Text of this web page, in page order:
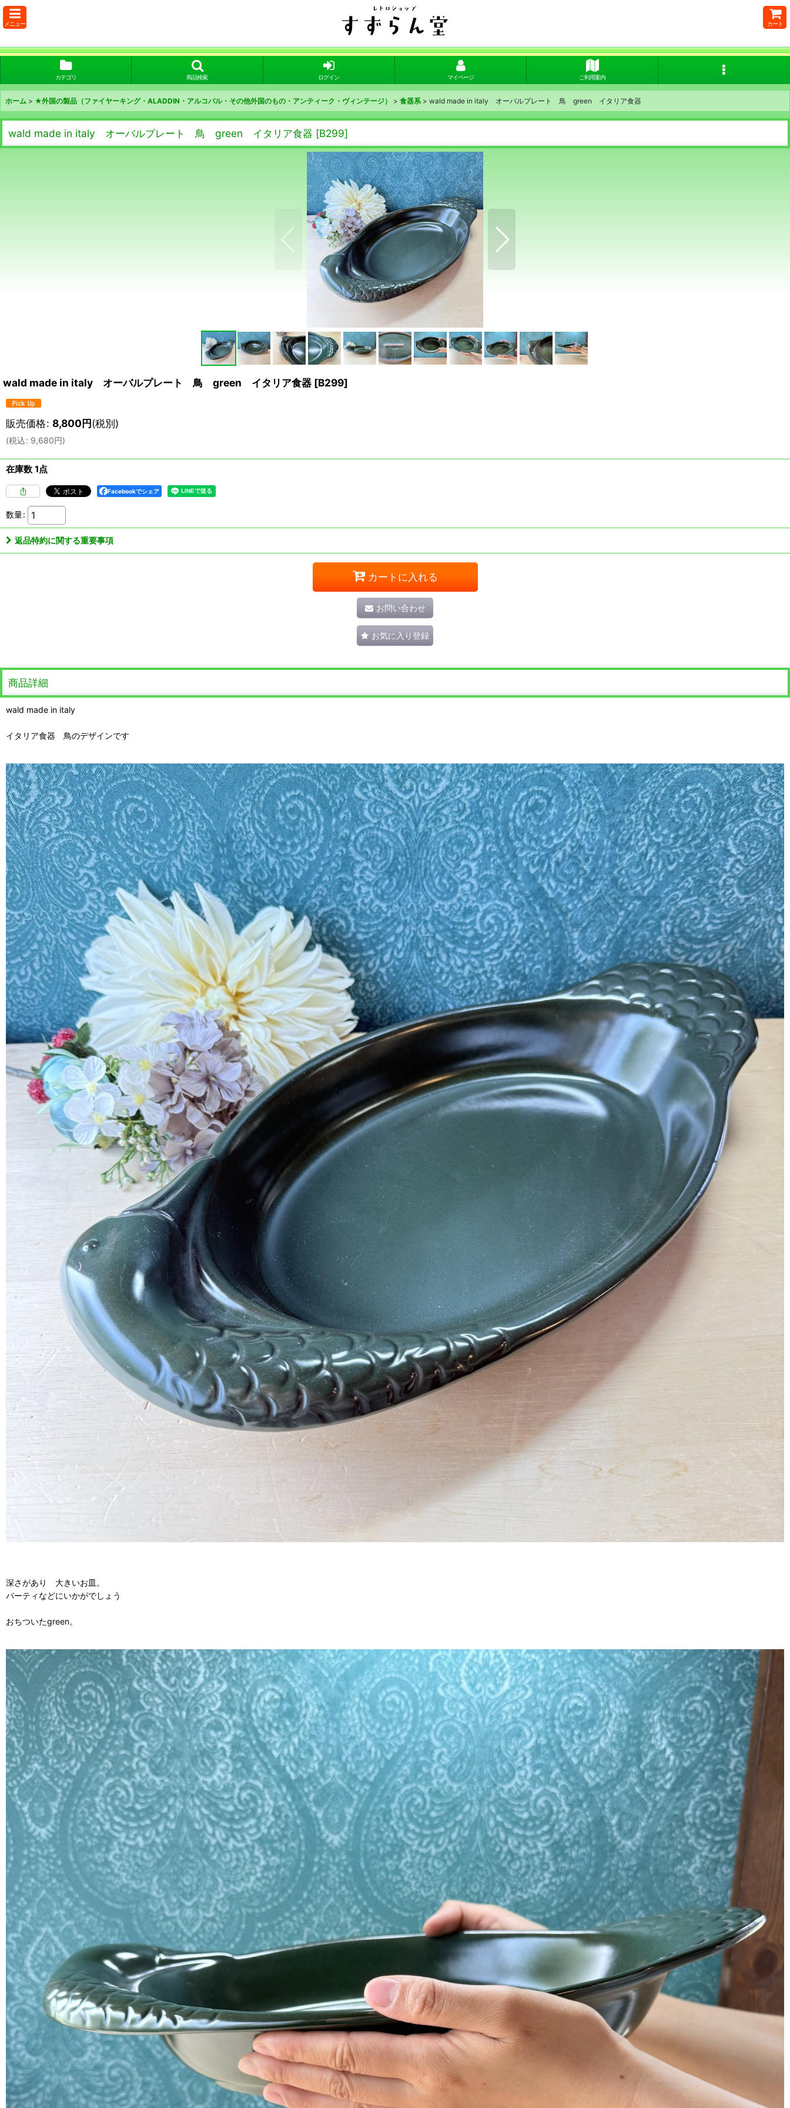
メニュー カート
カテゴリ 商品検索 ログイン マイページ ご利用案内
ホーム > ★外国の製品（ファイヤーキング・ALADDIN・アルコパル・その他外国のもの・アンティーク・ヴィンテージ） > 食器系 > wald made in italy オーバルプレート 鳥 green イタリア食器
wald made in italy オーバルプレート 鳥 green イタリア食器 [B299]
wald made in italy オーバルプレート 鳥 green イタリア食器 [B299]
販売価格: 8,800円(税別)
(税込: 9,680円)
在庫数 1点
Facebookでシェア
数量:
返品特約に関する重要事項
カートに入れる
お問い合わせ
お気に入り登録
商品詳細
wald made in italy
イタリア食器 鳥のデザインです
深さがあり 大きいお皿。
パーティなどにいかがでしょう
おちついたgreen。